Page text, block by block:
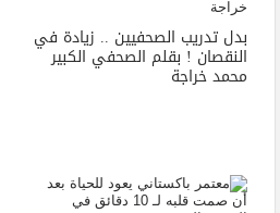
بدل تدريب الصحفيين .. زيادة في
النقصان ! بقلم الصحفي الكبير
محمد خراجة